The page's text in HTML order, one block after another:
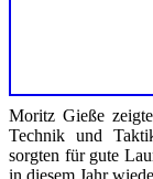
Moritz Gieße
Technik und
sorgten für gute
in diesem Jahr